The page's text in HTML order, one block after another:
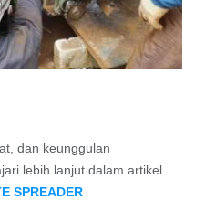
dan keunggulan
lebih lanjut dalam artikel
SPREADER